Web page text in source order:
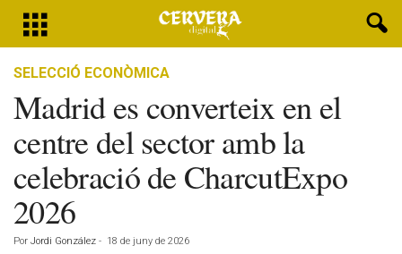
SELECCIÓ ECONÒMICA
Madrid es converteix en el
centre del sector amb la
celebració de CharcutExpo
2026
Por Jordi González - 18 de juny de 2026